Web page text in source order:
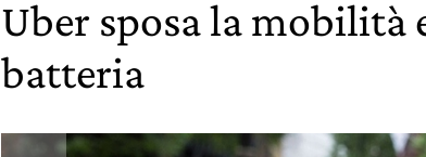
Uber sposa la mobilità
batteria